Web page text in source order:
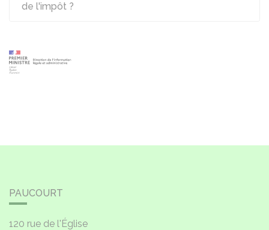
de l'impôt ?
PAUCOURT
120 rue de l'Église